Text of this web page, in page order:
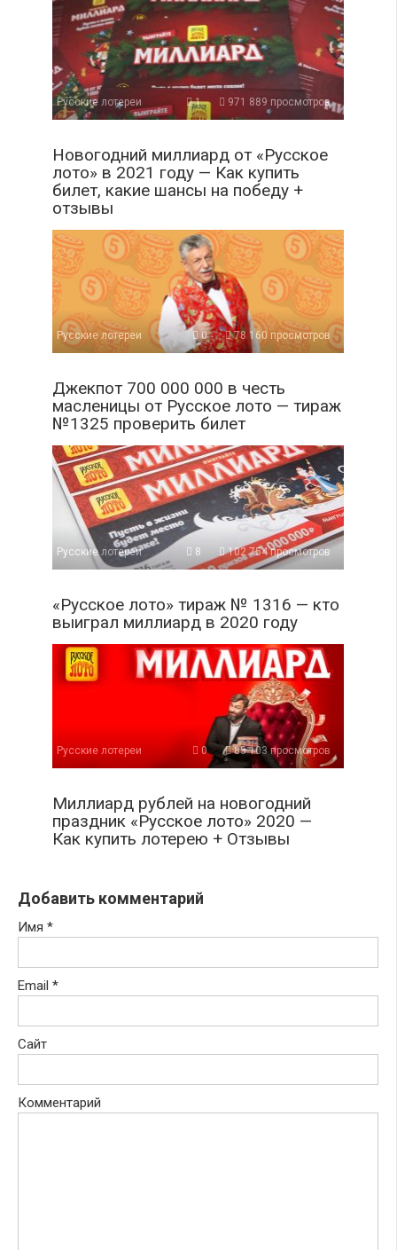
Русские лотереи 1 971 889 просмотров
Новогодний миллиард от «Русское
лото» в 2021 году — Как купить
билет, какие шансы на победу +
отзывы
Русские лотереи 0 78 160 просмотров
Джекпот 700 000 000 в честь
масленицы от Русское лото — тираж
№1325 проверить билет
Русские лотереи 8 102 754 просмотров
«Русское лото» тираж № 1316 — кто
выиграл миллиард в 2020 году
Русские лотереи 0 85 103 просмотров
Миллиард рублей на новогодний
праздник «Русское лото» 2020 —
Как купить лотерею + Отзывы
Добавить комментарий
Имя *
Email *
Сайт
Комментарий